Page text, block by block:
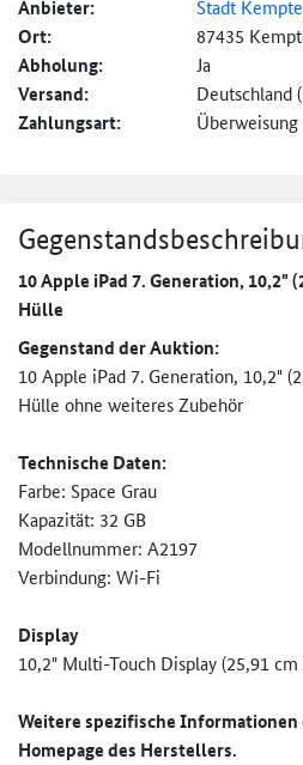
Anbieter: Stadt
Ort: 87435
Abholung: Ja
Versand: Deutschland
Zahlungsart: Überweisung
10 Apple iPad 7. Generation, 10,2"
Hülle
Gegenstand der Auktion:
10 Apple iPad 7. Generation, 10,2"
Hülle ohne weiteres Zubehör
Technische Daten:
Farbe: Space Grau
Kapazität: 32 GB
Modellnummer: A2197
Verbindung: Wi-Fi
Display
10,2" Multi-Touch Display (25,91
Weitere spezifische Informationen
Homepage des Herstellers.